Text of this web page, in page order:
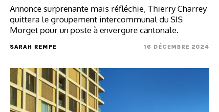
Annonce surprenante mais réfléchie, Thierry Charrey
quittera le groupement intercommunal du SIS
Morget pour un poste à envergure cantonale.
SARAH REMPE 16 DÉCEMBRE 2024